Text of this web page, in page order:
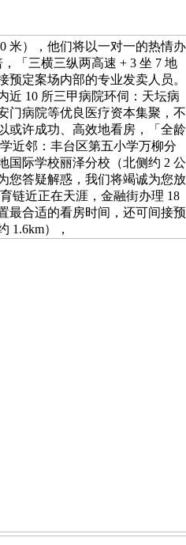
米），他们将以一对一的热情办
「三横三纵两高速 + 3 坐 7 地
定案场内部的专业发卖人员。
近 10 所三甲病院环伺：天坛病
门病院等优良医疗资本集聚，不
或许成功、高效地看房，「全龄
近邻：丰台区第五小学万柳分
国际学校丽泽分校（北侧约 2 公
您答疑解惑，我们将竭诚为您放
链近正在天涯，金融街办理 18
最合适的看房时间，还可间接预
1.6km），